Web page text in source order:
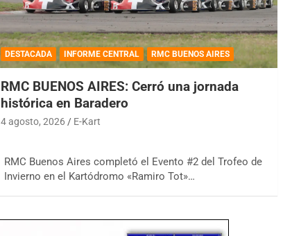
DESTACADA INFORME CENTRAL RMC BUENOS AIRES
RMC BUENOS AIRES: Cerró una jornada
histórica en Baradero
4 agosto, 2026 E-Kart
RMC Buenos Aires completó el Evento #2 del Trofeo de
Invierno en el Kartódromo «Ramiro Tot»…